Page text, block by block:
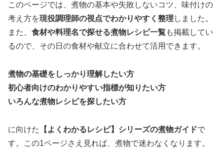
このページでは、煮物の基本や失敗しないコツ、味付けの
考え方を現役調理師の視点でわかりやすく整理 しました。
また、 食材や料理名で探せる煮物レシピ一覧も掲載してい
るので、その日の食材や献立に合わせて活用できます。
煮物の基礎をしっかり理解したい方
初心者向けのわかりやすい指標が知りたい方
いろんな煮物レシピを探したい方
に向けた 【よくわかるレシピ】シリーズの煮物ガイドで
す。この1ページさえ見れば、煮物で迷わなくなります。